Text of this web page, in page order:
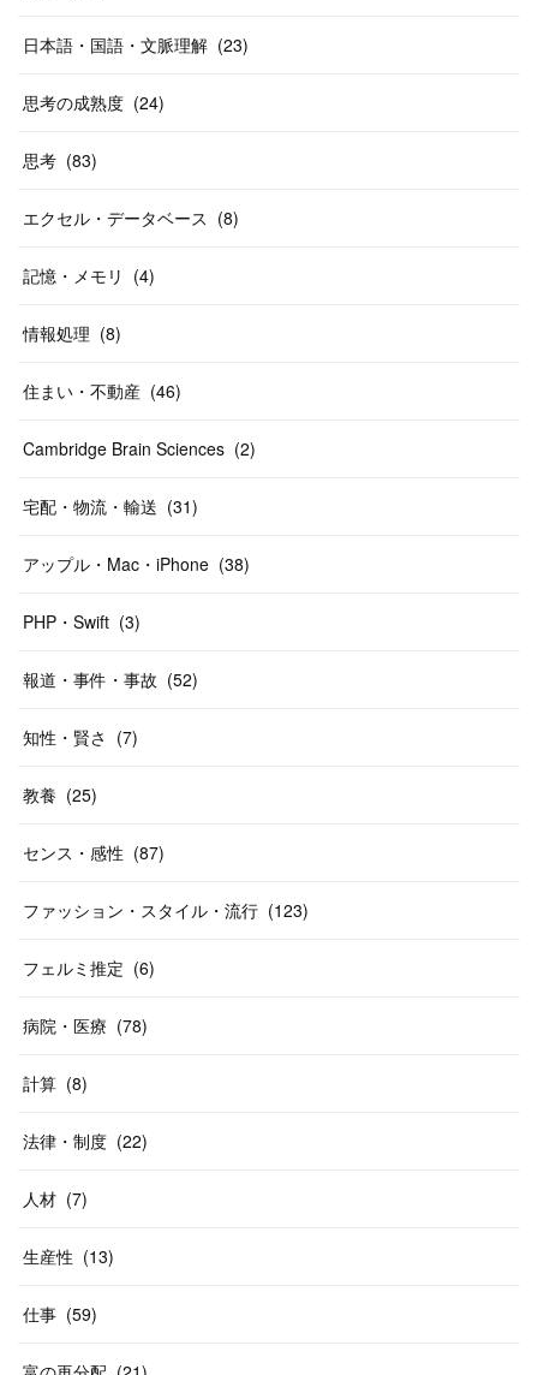
日本語・国語・文脈理解 (23)
思考の成熟度 (24)
思考 (83)
エクセル・データベース (8)
記憶・メモリ (4)
情報処理 (8)
住まい・不動産 (46)
Cambridge Brain Sciences (2)
宅配・物流・輸送 (31)
アップル・Mac・iPhone (38)
PHP・Swift (3)
報道・事件・事故 (52)
知性・賢さ (7)
教養 (25)
センス・感性 (87)
ファッション・スタイル・流行 (123)
フェルミ推定 (6)
病院・医療 (78)
計算 (8)
法律・制度 (22)
人材 (7)
生産性 (13)
仕事 (59)